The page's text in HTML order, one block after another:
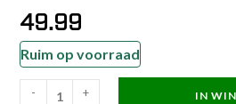
49.99
Ruim op voorraad
- + IN